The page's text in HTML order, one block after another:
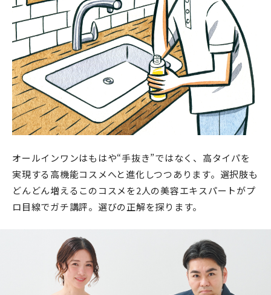
オールインワンはもはや“手抜き”ではなく、高タイパを
実現する高機能コスメへと進化しつつあります。選択肢も
どんどん増えるこのコスメを2人の美容エキスパートがプ
ロ目線でガチ講評。選びの正解を探ります。